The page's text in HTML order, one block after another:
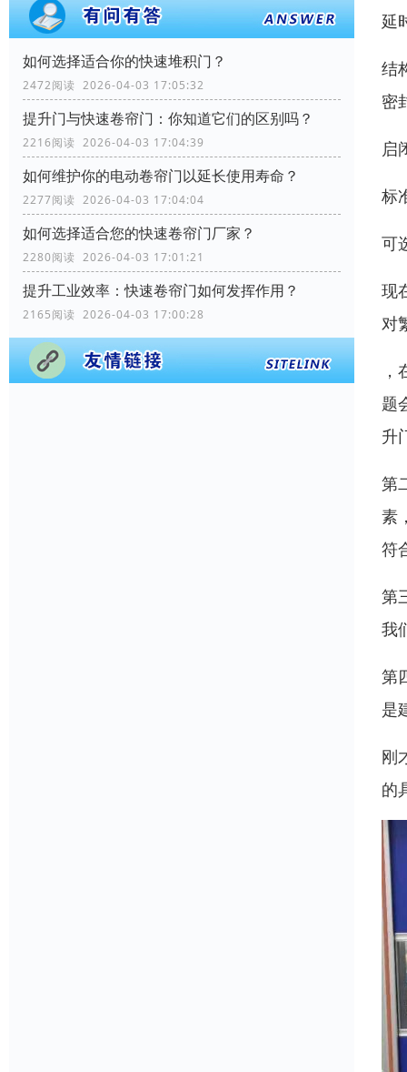
如何选择适合你的快速堆积门？
2472阅读 2026-04-03 17:05:32
提升门与快速卷帘门：你知道它们的区别吗？
2216阅读 2026-04-03 17:04:39
如何维护你的电动卷帘门以延长使用寿命？
2277阅读 2026-04-03 17:04:04
如何选择适合您的快速卷帘门厂家？
2280阅读 2026-04-03 17:01:21
提升工业效率：快速卷帘门如何发挥作用？
2165阅读 2026-04-03 17:00:28
延
结
密
启
标
可
现
对
题
升
第
素
符
第
我
第
是
刚
的